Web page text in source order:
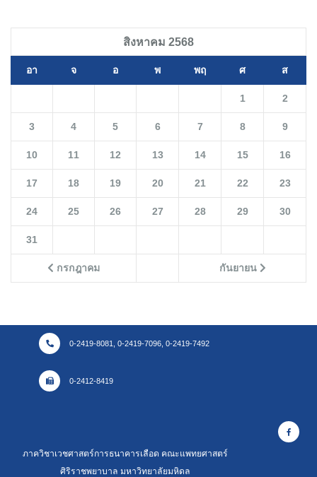
สิงหาคม 2568
อา จ อ พ พฤ ศ ส
กรกฎาคม กันยายน
1 2
3 4 5 6 7 8 9
10 11 12 13 14 15 16
17 18 19 20 21 22 23
24 25 26 27 28 29 30
31
0-2419-8081, 0-2419-7096, 0-2419-7492
0-2412-8419
ภาควิชาเวชศาสตร์การธนาคารเลือด คณะแพทยศาสตร์
ศิริราชพยาบาล มหาวิทยาลัยมหิดล